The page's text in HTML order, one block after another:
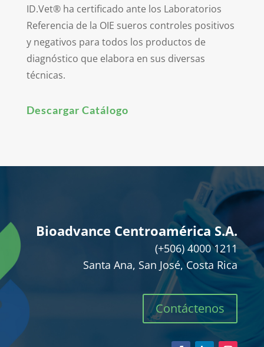
ID.Vet® ha certificado ante los Laboratorios
Referencia de la OIE sueros controles positivos
y negativos para todos los productos de
diagnóstico que elabora en sus diversas
técnicas.
Descargar Catálogo
Bioadvance Centroamérica S.A.
(+506) 4000 1211
Santa Ana, San José, Costa Rica
Contáctenos